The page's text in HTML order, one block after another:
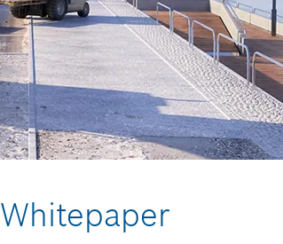
Whitepaper